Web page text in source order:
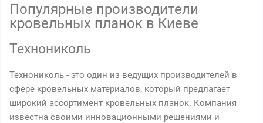
Популярные производители
кровельных планок в Киеве
Технониколь
Технониколь - это один из ведущих производителей в
сфере кровельных материалов, который предлагает
широкий ассортимент кровельных планок. Компания
известна своими инновационными решениями и